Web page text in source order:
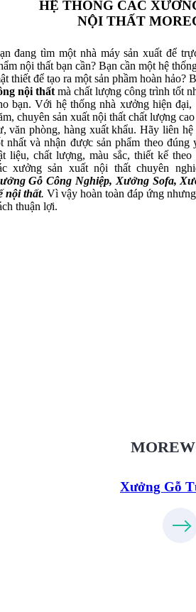
HỆ THỐNG CÁC
NỘI THẤT
đang tìm một nhà máy sản xuất để
nội thất bạn cần? Bạn cần một hệ
thiết để tạo ra một sản phầm hoàn hảo?
nội thấtmà chất lượng công trình tốt
bạn. Với hệ thống nhà xưởng hiện
chuyên sản xuất nội thất chất lượng
văn phòng, hàng xuất khẩu. Hãy liên
nhất và nhận được sản phẩm theo đúng
liệu, chất lượng, màu sắc, thiết kế theo
xưởng sản xuất nội thất chuyên
Gỗ Công Nghiệp, Xưởng Sofa,
nội thất. Vì vậy hoàn toàn đáp ứng
thuận lợi.
Xưởng Gỗ